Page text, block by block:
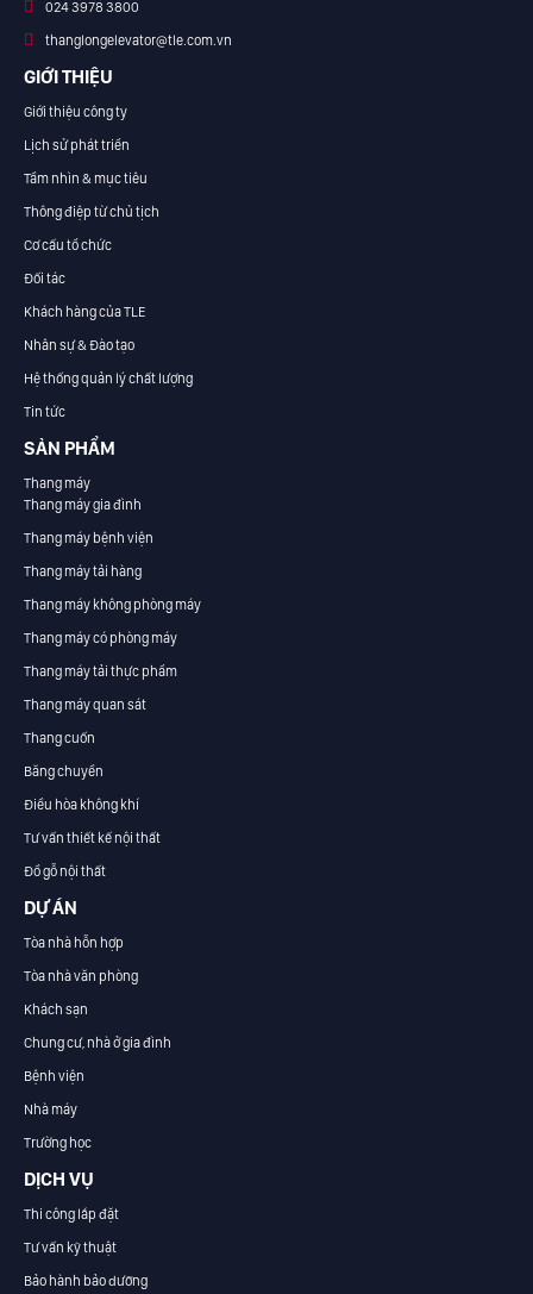
024 3978 3800
thanglongelevator@tle.com.vn
GIỚI THIỆU
Giới thiệu công ty
Lịch sử phát triển
Tầm nhìn & mục tiêu
Thông điệp từ chủ tịch
Cơ cấu tổ chức
Đối tác
Khách hàng của TLE
Nhân sự & Đào tạo
Hệ thống quản lý chất lượng
Tin tức
SẢN PHẨM
Thang máy
Thang máy gia đình
Thang máy bệnh viện
Thang máy tải hàng
Thang máy không phòng máy
Thang máy có phòng máy
Thang máy tải thực phẩm
Thang máy quan sát
Thang cuốn
Băng chuyền
Điều hòa không khí
Tư vấn thiết kế nội thất
Đồ gỗ nội thất
DỰ ÁN
Tòa nhà hỗn hợp
Tòa nhà văn phòng
Khách sạn
Chung cư, nhà ở gia đình
Bệnh viện
Nhà máy
Trường học
DỊCH VỤ
Thi công lắp đặt
Tư vấn kỹ thuật
Bảo hành bảo dưỡng